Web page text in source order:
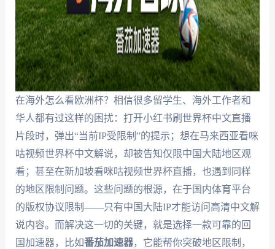
在海外怎么看欧洲杯？相信很多留学生、海外工作者和
华人都有过这样的困扰：打开小红书刷世界杯中文直播
片段时，弹出“当前IP受限制”的提示；想在马来西亚看咪
咕视频世界杯中文解说，却被告知仅限中国大陆地区观
看；甚至在新加坡看咪咕视频世界杯直播，也遇到同样
的地区限制问题。这些问题的根源，在于国内体育平台
的版权协议限制——只有中国大陆IP才能访问高清中文解
说内容。而解决这一切的关键，就是选择一款可靠的回
国加速器，比如番茄加速器，它能帮你突破地区限制，